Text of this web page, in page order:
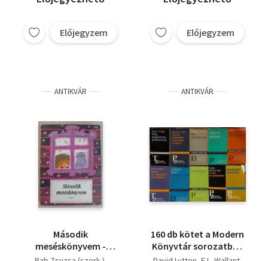
Előjegyzem Előjegyzem
ANTIKVÁR
Második
meséskönyvem -
Mesék, versek és verses
ANTIKVÁR
160 db kötet a Modern
Könyvtár sorozatból:
Aragon beszélget